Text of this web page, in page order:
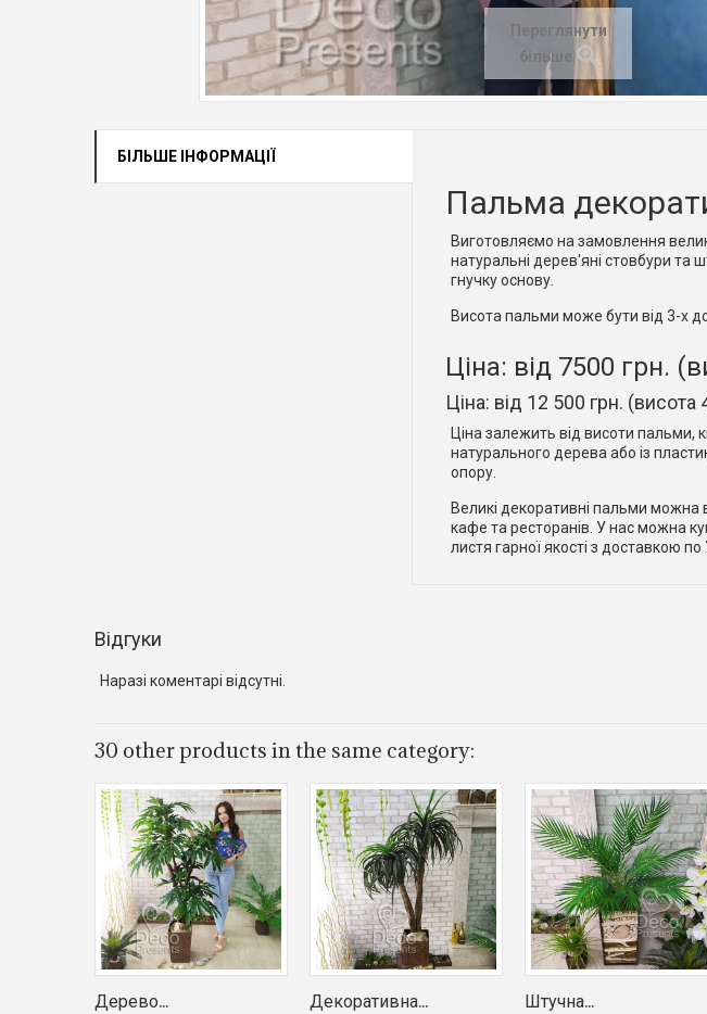
Переглянути
більше
БІЛЬШЕ ІНФОРМАЦІЇ
Пальма
Виготовляємо на замовлення
натуральні дерев'яні стовбури та
гнучку основу.
Висота пальми може бути від 3-х до
Ціна: від 7500 грн.
Ціна: від 12 500 грн. (висота
Ціна залежить від висоти пальми,
натурального дерева або із
опору.
Великі декоративні пальми можна
кафе та ресторанів. У нас можна
листя гарної якості з доставкою по
Відгуки
Наразі коментарі відсутні.
30 other products in the same category:
Дерево... Декоративна... Штучна...